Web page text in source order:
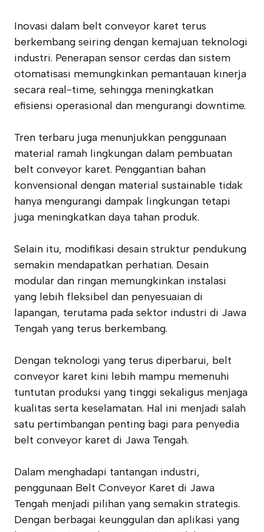
Inovasi dalam belt conveyor karet terus
berkembang seiring dengan kemajuan teknologi
industri. Penerapan sensor cerdas dan sistem
otomatisasi memungkinkan pemantauan kinerja
secara real-time, sehingga meningkatkan
efisiensi operasional dan mengurangi downtime.
Tren terbaru juga menunjukkan penggunaan
material ramah lingkungan dalam pembuatan
belt conveyor karet. Penggantian bahan
konvensional dengan material sustainable tidak
hanya mengurangi dampak lingkungan tetapi
juga meningkatkan daya tahan produk.
Selain itu, modifikasi desain struktur pendukung
semakin mendapatkan perhatian. Desain
modular dan ringan memungkinkan instalasi
yang lebih fleksibel dan penyesuaian di
lapangan, terutama pada sektor industri di Jawa
Tengah yang terus berkembang.
Dengan teknologi yang terus diperbarui, belt
conveyor karet kini lebih mampu memenuhi
tuntutan produksi yang tinggi sekaligus menjaga
kualitas serta keselamatan. Hal ini menjadi salah
satu pertimbangan penting bagi para penyedia
belt conveyor karet di Jawa Tengah.
Dalam menghadapi tantangan industri,
penggunaan Belt Conveyor Karet di Jawa
Tengah menjadi pilihan yang semakin strategis.
Dengan berbagai keunggulan dan aplikasi yang